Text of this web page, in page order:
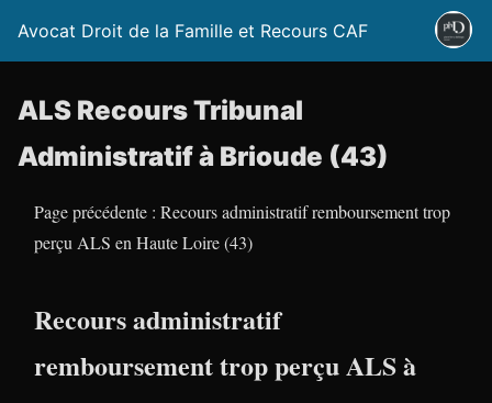
Avocat Droit de la Famille et Recours CAF
ALS Recours Tribunal
Administratif à Brioude (43)
Page précédente : Recours administratif remboursement trop
perçu ALS en Haute Loire (43)
Recours administratif
remboursement trop perçu ALS à